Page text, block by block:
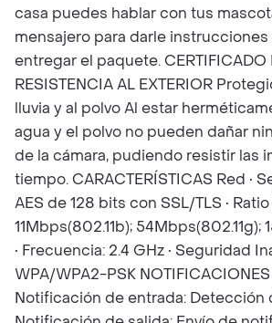
casa puedes hablar con tus
mensajero para darle
entregar el paquete. CERTIFICADO
RESISTENCIA AL EXTERIOR
lluvia y al polvo Al estar
agua y el polvo no pueden dañar
de la cámara, pudiendo resistir las
tiempo. CARACTERÍSTICAS Red •
AES de 128 bits con SSL/TLS •
11Mbps(802.11b); 54Mbps(802.11g);
• Frecuencia: 2.4 GHz • Seguridad
WPA/WPA2-PSK NOTIFICACIONES
Notificación de entrada: Detección